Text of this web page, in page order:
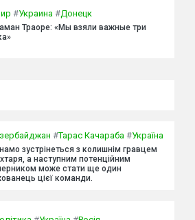
#Украина #Донецк
Траоре: «Мы взяли важные три
#Тарас Качараба #Україна
зустрінеться з колишнім гравцем
а наступним потенційним
може стати ще один
цієї команди.